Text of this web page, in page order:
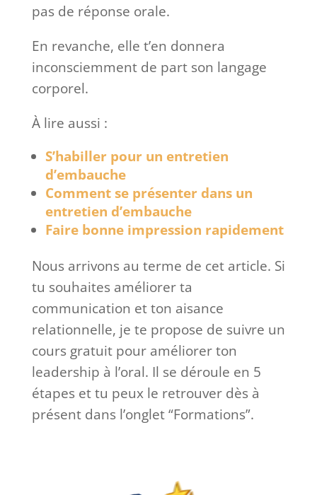
pas de réponse orale.
En revanche, elle t’en donnera
inconsciemment de part son langage
corporel.
À lire aussi :
S’habiller pour un entretien
d’embauche
Comment se présenter dans un
entretien d’embauche
Faire bonne impression rapidement
Nous arrivons au terme de cet article. Si
tu souhaites améliorer ta
communication et ton aisance
relationnelle, je te propose de suivre un
cours gratuit pour améliorer ton
leadership à l’oral. Il se déroule en 5
étapes et tu peux le retrouver dès à
présent dans l’onglet “Formations”.